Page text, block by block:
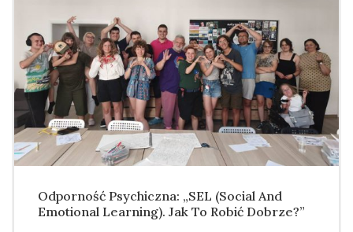
Odporność Psychiczna: „SEL (Social And
Emotional Learning). Jak To Robić Dobrze?”